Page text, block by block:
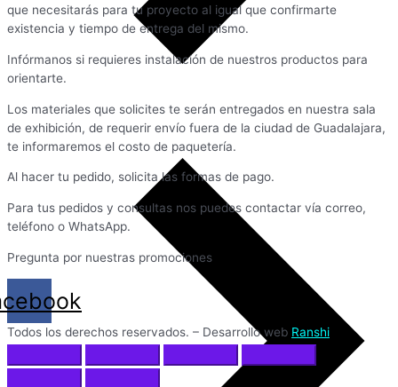
que necesitarás para tu proyecto al igual que confirmarte
existencia y tiempo de entrega del mismo.
Infórmanos si requieres instalación de nuestros productos para
orientarte.
Los materiales que solicites te serán entregados en nuestra sala
de exhibición, de requerir envío fuera de la ciudad de Guadalajara,
te informaremos el costo de paquetería.
Al hacer tu pedido, solicita las formas de pago.
Para tus pedidos y consultas nos puedes contactar vía correo,
teléfono o WhatsApp.
Pregunta por nuestras promociones
Todos los derechos reservados. – Desarrollo web Ranshi